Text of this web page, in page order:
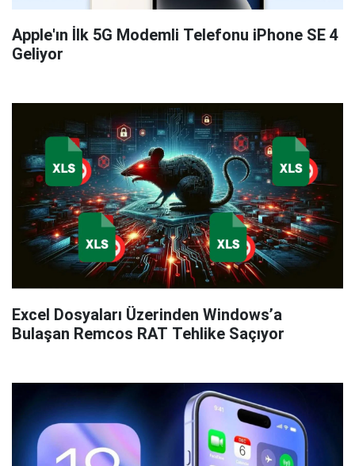
Apple'ın İlk 5G Modemli Telefonu iPhone SE 4
Geliyor
Excel Dosyaları Üzerinden Windows’a
Bulaşan Remcos RAT Tehlike Saçıyor